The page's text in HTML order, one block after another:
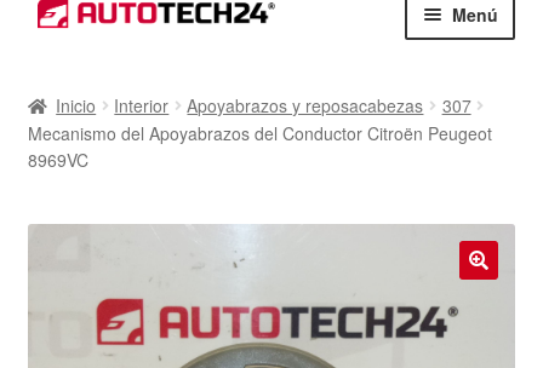
navegación
al
Menú
Caja registradora
Envío al mundo entero
Inicio Interior Apoyabrazos y reposacabezas
307
Mecanismo del Apoyabrazos del Conductor Citroën Peugeot
8969VC